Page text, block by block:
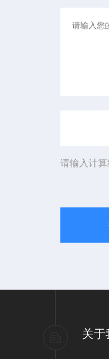
请输入计
关于